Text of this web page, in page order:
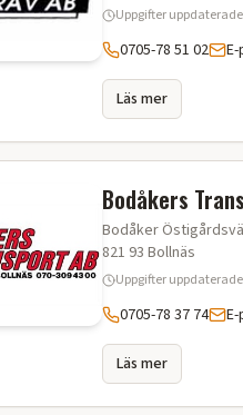
Uppgifter uppdaterade
0705-78 51 02
Läs mer
Bodåkers
Bodåker
821 93 Bollnäs
Uppgifter uppdaterade
0705-78 37 74
Läs mer